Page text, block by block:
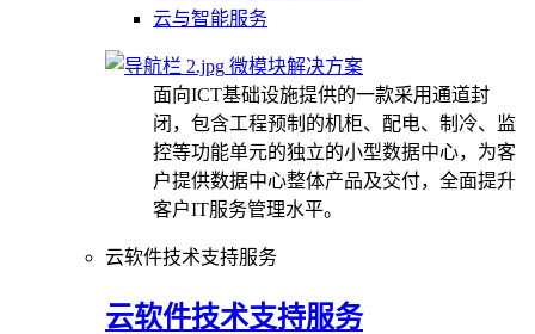
云与智能服务
微模块解决方案
面向ICT基础设施提供的一款采用通道封
闭，包含工程预制的机柜、配电、制冷、监
控等功能单元的独立的小型数据中心，为客
户提供数据中心整体产品及交付，全面提升
客户IT服务管理水平。
云软件技术支持服务
云软件技术支持服务